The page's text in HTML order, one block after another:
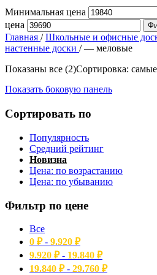
Минимальная цена
цена
Главная / Школьные и офисные
настенные доски / — меловые
Показаны все (2)Сортировка:
Показать боковую панель
Сортировать по
Популярность
Средний рейтинг
Новизна
Цена: по возрастанию
Цена: по убыванию
Фильтр по цене
Все
0 ₽- 9.920 ₽
9.920 ₽- 19.840 ₽
19.840 ₽- 29.760 ₽